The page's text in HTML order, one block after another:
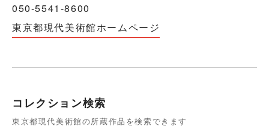
050-5541-8600
東京都現代美術館ホームページ
コレクション検索
東京都現代美術館の所蔵作品を検索できます